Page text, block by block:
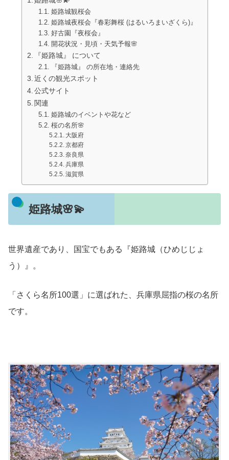
姫路城観桜会
姫路城夜桜会『春彩舞桜 (はるいろまいざくら)』
好古園『夜桜会』
開花状況・見頃・天気予報🌸
『姫路城』 について
『姫路城』 の所在地・連絡先
近くの観光スポット
公式サイト
関連
姫路城のイベントや花など
桜の名所🌸
大阪府
京都府
奈良県
兵庫県
滋賀県
姫路城🌸💫
世界遺産であり、国宝でもある『姫路城（ひめじじょ
う）』。
「さくら名所100選」に選ばれた、兵庫県屈指の桜の名所
です。